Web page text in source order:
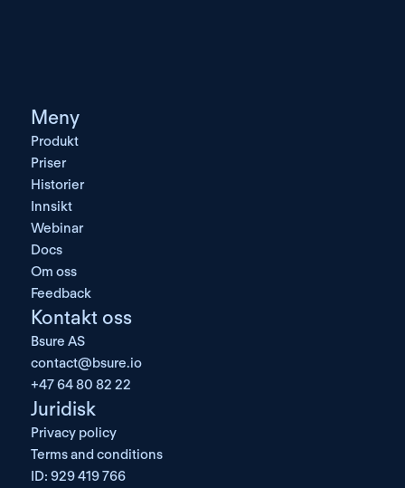
Meny
Produkt
Priser
Historier
Innsikt
Webinar
Docs
Om oss
Feedback
Kontakt oss
Bsure AS
contact@bsure.io
+47 64 80 82 22
Juridisk
Privacy policy
Terms and conditions
ID: 929 419 766